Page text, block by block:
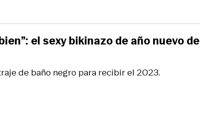
de baño negro para recibir el 2023.
el sexy bikinazo de año nuevo de